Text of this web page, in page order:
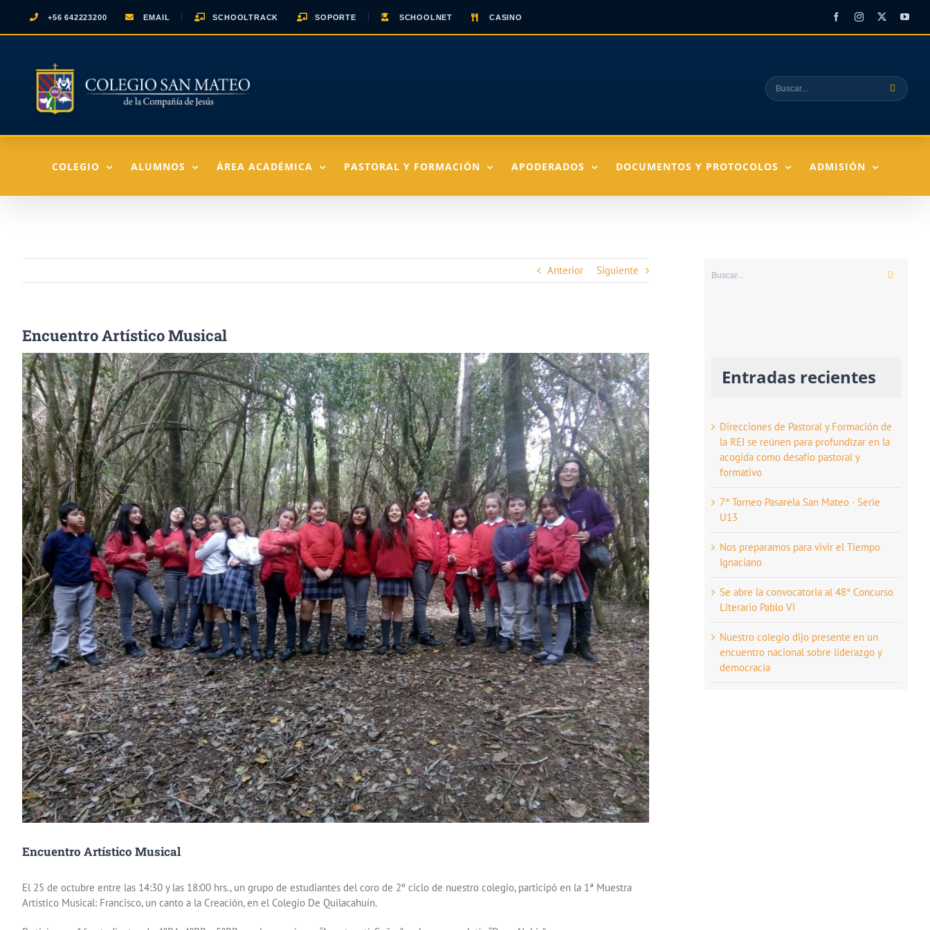
contenido
+56 642223200 EMAIL SCHOOLTRACK SOPORTE SCHOOLNET CASINO FacebookInstagram
Buscar:
COLEGIO ALUMNOS ÁREA ACADÉMICA PASTORAL Y FORMACIÓN APODERADOS DOCUMENTOS Y PROTOCOLOS ADMISIÓN
Anterior Siguiente
Encuentro Artístico Musical
Ver
imagen
más
grande
Encuentro Artístico Musical
El 25 de octubre entre las 14:30 y las 18:00 hrs., un grupo de estudiantes del coro de 2º ciclo de nuestro colegio, participó en la 1ª Muestra
Artístico Musical: Francisco, un canto a la Creación, en el Colegio De Quilacahuín.
Buscar:
Entradas recientes
Direcciones de Pastoral y Formación de
la REI se reúnen para profundizar en la
acogida como desafío pastoral y
formativo
7° Torneo Pasarela San Mateo · Serie
U13
Nos preparamos para vivir el Tiempo
Ignaciano
Se abre la convocatoria al 48° Concurso
Literario Pablo VI
Nuestro colegio dijo presente en un
encuentro nacional sobre liderazgo y
democracia